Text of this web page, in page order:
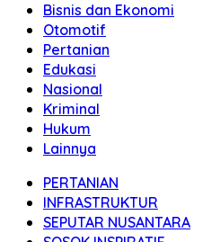
Bisnis dan Ekonomi
Otomotif
Pertanian
Edukasi
Nasional
Kriminal
Hukum
Lainnya
PERTANIAN
INFRASTRUKTUR
SEPUTAR NUSANTARA